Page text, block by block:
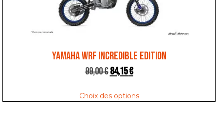
YAMAHA WRF INCREDIBLE EDITION
99,00€84,15€
Choix des options